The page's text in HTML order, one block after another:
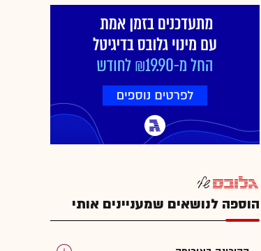
הוספה לנושאים שמעניינים אותי